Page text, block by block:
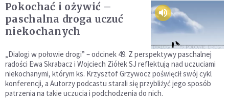
Pokochać i ożywić –
paschalna droga uczuć
niekochanych
„Dialogi w połowie drogi” – odcinek 49. Z perspektywy paschalnej
radości Ewa Skrabacz i Wojciech Ziółek SJ reflektują nad uczuciami
niekochanymi, którym ks. Krzysztof Grzywocz poświęcił swój cykl
konferencji, a Autorzy podcastu starali się przybliżyć jego sposób
patrzenia na takie uczucia i podchodzenia do nich.